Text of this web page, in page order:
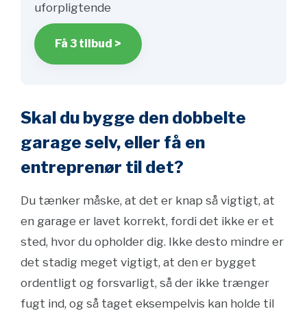
uforpligtende
Få 3 tilbud >
Skal du bygge den dobbelte
garage selv, eller få en
entreprenør til det?
Du tænker måske, at det er knap så vigtigt, at
en garage er lavet korrekt, fordi det ikke er et
sted, hvor du opholder dig. Ikke desto mindre er
det stadig meget vigtigt, at den er bygget
ordentligt og forsvarligt, så der ikke trænger
fugt ind, og så taget eksempelvis kan holde til